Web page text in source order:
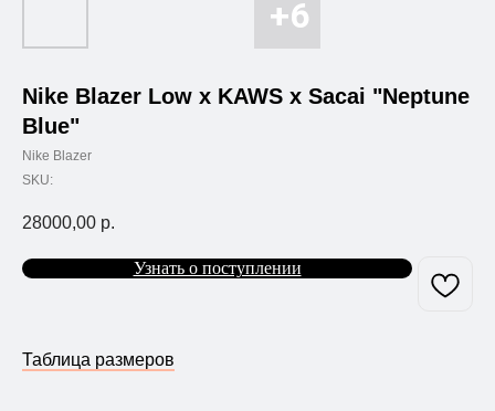
Nike Blazer Low x KAWS x Sacai "Neptune
Blue"
Nike Blazer
SKU:
28000,00 р.
Узнать о поступлении
Таблица размеров